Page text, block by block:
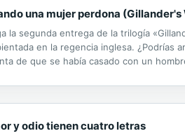
una mujer perdona (Gillander's
la segunda entrega de la trilogía
en la regencia inglesa. ¿Podrías
de que se había casado con un
y odio tienen cuatro letras